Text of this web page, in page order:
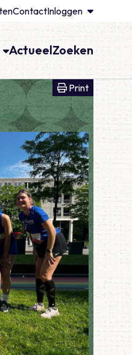
ContactInloggen
ActueelZoeken
PrintPrint